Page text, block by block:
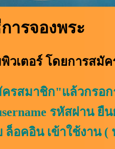
ารจองพระ
วเตอร์ โดยการสมั
รสมาชิก"แล้วกรอก
รหัสผ่าน ยื
ล็อคอิน เข้าใช้งาน (